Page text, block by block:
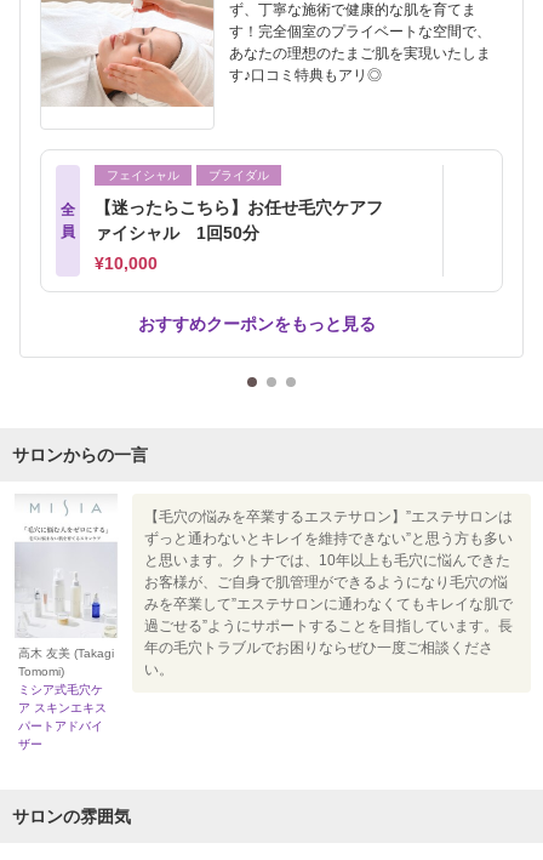
ず、丁寧な施術で健康的な肌を育てま
す！完全個室のプライベートな空間で、
あなたの理想のたまご肌を実現いたしま
す♪口コミ特典もアリ◎
全
員
フェイシャル ブライダル
【迷ったらこちら】お任せ毛穴ケアフ
ァイシャル 1回50分
¥10,000
おすすめクーポンをもっと見る
サロンからの一言
高木 友美 (Takagi
Tomomi)
ミシア式毛穴ケ
ア スキンエキス
パートアドバイ
ザー
【毛穴の悩みを卒業するエステサロン】”エステサロンは
ずっと通わないとキレイを維持できない”と思う方も多い
と思います。クトナでは、10年以上も毛穴に悩んできた
お客様が、ご自身で肌管理ができるようになり毛穴の悩
みを卒業して”エステサロンに通わなくてもキレイな肌で
過ごせる”ようにサポートすることを目指しています。長
年の毛穴トラブルでお困りならぜひ一度ご相談くださ
い。
サロンの雰囲気